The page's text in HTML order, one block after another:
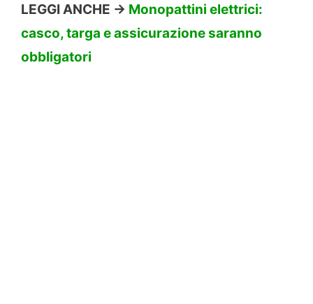
LEGGI ANCHE -> Monopattini elettrici:
casco, targa e assicurazione saranno
obbligatori